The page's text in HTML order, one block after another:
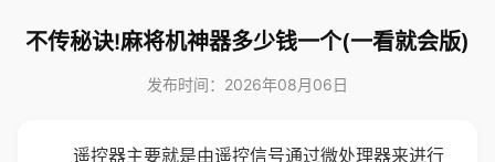
不传秘诀!麻将机神器多少钱一个(一看就会版)
发布时间：2026年08月06日
遥控器主要就是由遥控信号通过微处理器来进行